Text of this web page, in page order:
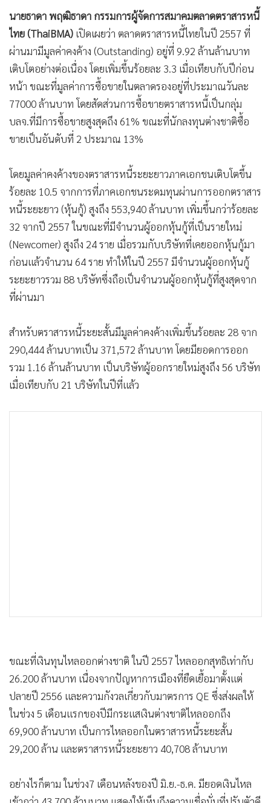
• วิทยาศาสตร์
• SMEs
• หุ้น
• อินโดจีน
• กองทุนรวม
• Celeb Online
Factcheck
•
News1
• Gotomanager
นายธาดา พฤฒิธาดา กรรมการผู้จัดการสมาคมตลาดตราสารหนี้
ไทย (ThaiBMA) เปิดเผยว่า ตลาดตราสารหนี้ไทยในปี 2557 ที่
ผ่านมามีมูลค่าคงค้าง (Outstanding) อยู่ที่ 9.92 ล้านล้านบาท
เติบโตอย่างต่อเนื่อง โดยเพิ่มขึ้นร้อยละ 3.3 เมื่อเทียบกับปีก่อน
หน้า ขณะที่มูลค่าการซื้อขายในตลาดรองอยู่ที่ประมาณวันละ
77000 ล้านบาท โดยสัดส่วนการซื้อขายตราสารหนี้เป็นกลุ่ม
บลจ.ที่มีการซื้อขายสูงสุดถึง 61% ขณะที่นักลงทุนต่างชาติซื้อ
ขายเป็นอันดับที่ 2 ประมาณ 13%
โดยมูลค่าคงค้างของตราสารหนี้ระยะยาวภาคเอกชนเติบโตขึ้น
ร้อยละ 10.5 จากการที่ภาคเอกชนระดมทุนผ่านการออกตราสาร
หนี้ระยะยาว (หุ้นกู้) สูงถึง 553,940 ล้านบาท เพิ่มขึ้นกว่าร้อยละ
32 จากปี 2557 ในขณะที่มีจำนวนผู้ออกหุ้นกู้ที่เป็นรายใหม่
(Newcomer) สูงถึง 24 ราย เมื่อรวมกับบริษัทที่เคยออกหุ้นกู้มา
ก่อนแล้วจำนวน 64 ราย ทำให้ในปี 2557 มีจำนวนผู้ออกหุ้นกู้
ระยะยาวรวม 88 บริษัทซึ่งถือเป็นจำนวนผู้ออกหุ้นกู้ที่สูงสุดจาก
ที่ผ่านมา
สำหรับตราสารหนี้ระยะสั้นมีมูลค่าคงค้างเพิ่มขึ้นร้อยละ 28 จาก
290,444 ล้านบาทเป็น 371,572 ล้านบาท โดยมียอดการออก
รวม 1.16 ล้านล้านบาท เป็นบริษัทผู้ออกรายใหม่สูงถึง 56 บริษัท
เมื่อเทียบกับ 21 บริษัทในปีที่แล้ว
ขณะที่เงินทุนไหลออกต่างชาติ ในปี 2557 ไหลออกสุทธิเท่ากับ
26.200 ล้านบาท เนื่องจากปัญหาการเมืองที่ยืดเยื้อมาตั้งแต่
ปลายปี 2556 และความกังวลเกี่ยวกับมาตรการ QE ซึ่งส่งผลให้
ในช่วง 5 เดือนแรกของปีมีกระแสเงินต่างชาติไหลออกถึง
69,900 ล้านบาท เป็นการไหลออกในตราสารหนี้ระยะสั้น
29,200 ล้าน และตราสารหนี้ระยะยาว 40,708 ล้านบาท
อย่างไรก็ตาม ในช่วง7 เดือนหลังของปี มิ.ย.-ธ.ค. มียอดเงินไหล